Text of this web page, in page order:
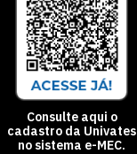
Consulte aqui o
cadastro da Univates
no sistema e-MEC.